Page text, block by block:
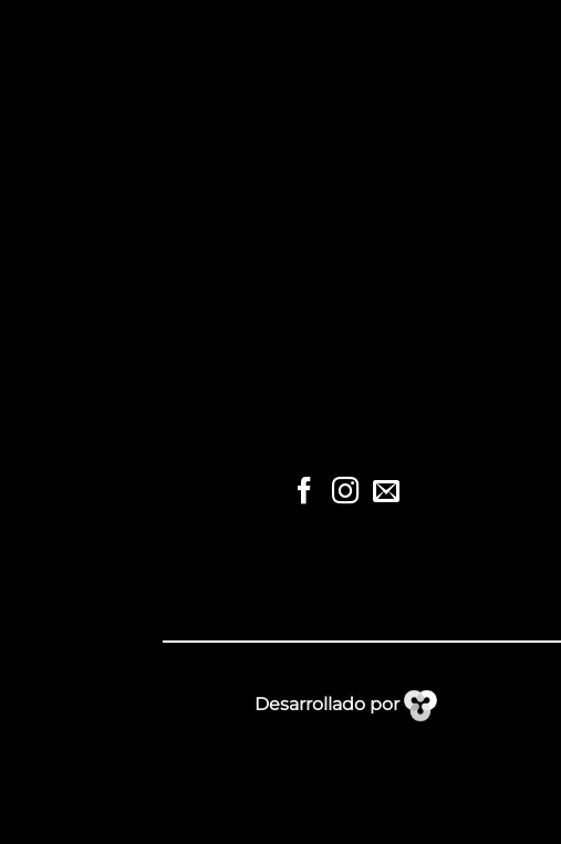
Desarrollado por